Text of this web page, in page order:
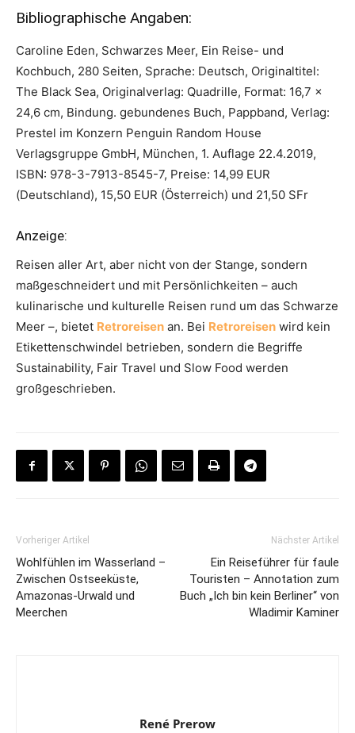
Bibliographische Angaben:
Caroline Eden, Schwarzes Meer, Ein Reise- und
Kochbuch, 280 Seiten, Sprache: Deutsch, Originaltitel:
The Black Sea, Originalverlag: Quadrille, Format: 16,7 x
24,6 cm, Bindung. gebundenes Buch, Pappband, Verlag:
Prestel im Konzern Penguin Random House
Verlagsgruppe GmbH, München, 1. Auflage 22.4.2019,
ISBN: 978-3-7913-8545-7, Preise: 14,99 EUR
(Deutschland), 15,50 EUR (Österreich) und 21,50 SFr
Anzeige:
Reisen aller Art, aber nicht von der Stange, sondern
maßgeschneidert und mit Persönlichkeiten – auch
kulinarische und kulturelle Reisen rund um das Schwarze
Meer –, bietet Retroreisen an. Bei Retroreisen wird kein
Etikettenschwindel betrieben, sondern die Begriffe
Sustainability, Fair Travel und Slow Food werden
großgeschrieben.
Vorheriger Artikel
Wohlfühlen im Wasserland –
Zwischen Ostseeküste,
Amazonas-Urwald und
Meerchen
Nächster Artikel
Ein Reiseführer für faule
Touristen – Annotation zum
Buch „Ich bin kein Berliner“ von
Wladimir Kaminer
René Prerow